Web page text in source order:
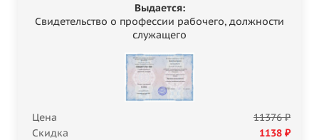
Выдается:
Свидетельство о профессии рабочего, должности
служащего
Цена
11376 ₽
Скидка
1138 ₽